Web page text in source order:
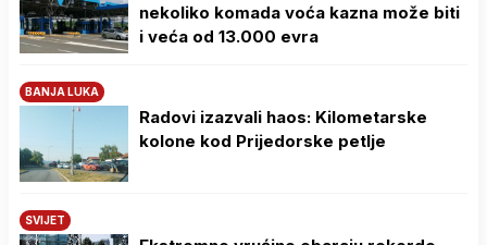
nekoliko komada voća kazna može biti
i veća od 13.000 evra
BANJA LUKA
Radovi izazvali haos: Kilometarske
kolone kod Prijedorske petlje
SVIJET